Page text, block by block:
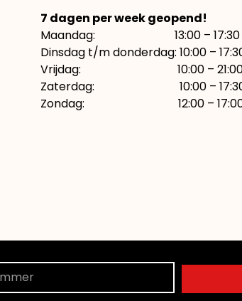
7 dagen per week geopend!
Maandag: 13:00 – 17:30
Dinsdag t/m donderdag: 10:00 –
Vrijdag: 10:00 – 21:00
Zaterdag: 10:00 –
Zondag: 12:00 –